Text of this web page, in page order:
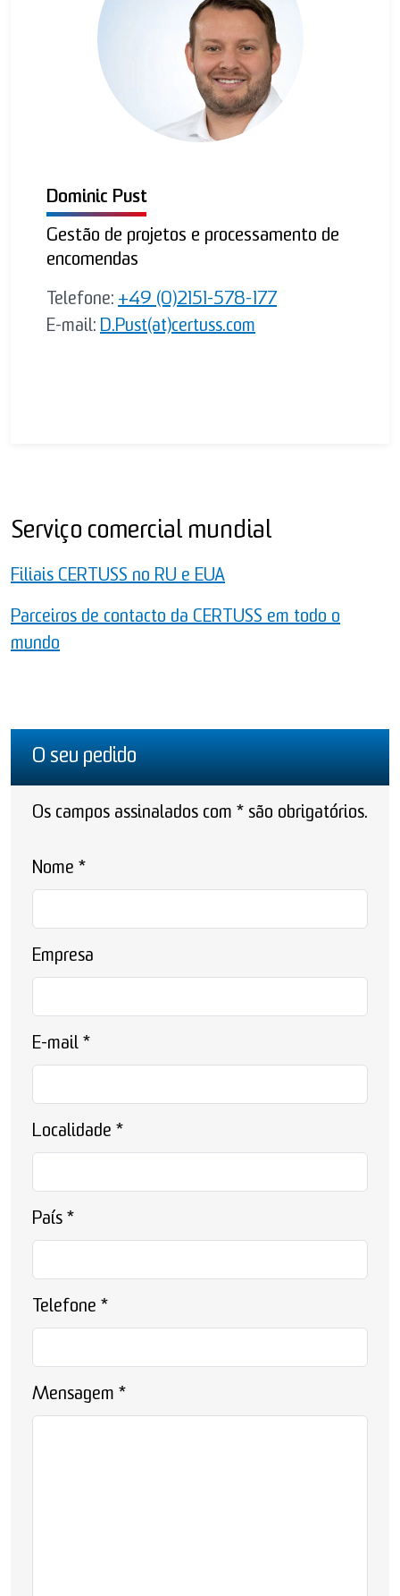
Gestão de projetos e processamento de
encomendas
Dominic Pust
Telefone: +49 (0)2151-578-177
E-mail: D.Pust(at)certuss.com
Serviço comercial mundial
Filiais CERTUSS no RU e EUA
Parceiros de contacto da CERTUSS em todo o
mundo
O seu pedido
Os campos assinalados com * são obrigatórios.
Nome *
Empresa
E-mail *
Localidade *
País *
Telefone *
Mensagem *